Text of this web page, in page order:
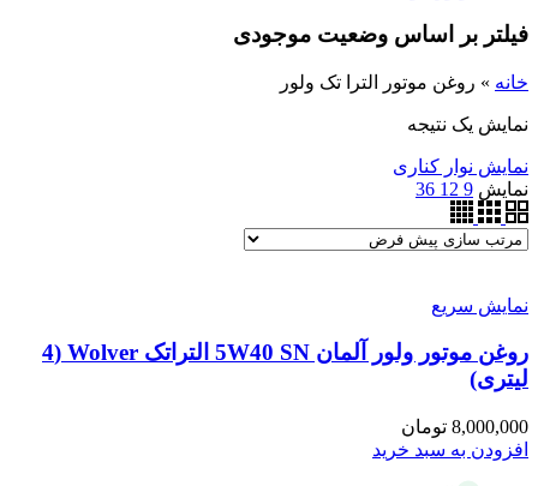
فیلتر بر اساس وضعیت موجودی
خانه » روغن موتور الترا تک ولور
نمایش یک نتیجه
نمایش نوار کناری
نمایش 9
12
36
نمایش سریع
روغن موتور ولور آلمان 5W40 SN التراتک Wolver (4
لیتری)
8,000,000 تومان
افزودن به سبد خرید